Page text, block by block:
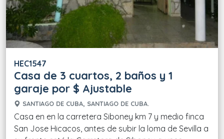
HEC1547
Casa de 3 cuartos, 2 baños y 1
garaje por $ Ajustable
SANTIAGO DE CUBA, SANTIAGO DE CUBA.
Casa en en la carretera Siboney km 7 y medio finca
San Jose Hicacos, antes de subir la loma de Sevilla a